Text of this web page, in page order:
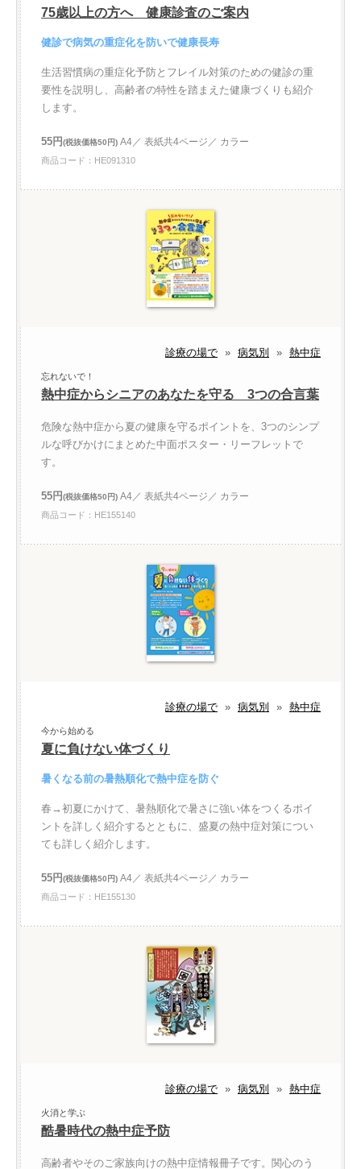
75歳以上の方へ 健康診査のご案内
健診で病気の重症化を防いで健康長寿
生活習慣病の重症化予防とフレイル対策のための健診の重
要性を説明し、高齢者の特性を踏まえた健康づくりも紹介
します。
55円(税抜価格50円) A4／ 表紙共4ページ／ カラー
商品コード：HE091310
診療の場で » 病気別 » 熱中症
忘れないで！
熱中症からシニアのあなたを守る 3つの合言葉
危険な熱中症から夏の健康を守るポイントを、3つのシンプ
ルな呼びかけにまとめた中面ポスター・リーフレットで
す。
55円(税抜価格50円) A4／ 表紙共4ページ／ カラー
商品コード：HE155140
診療の場で » 病気別 » 熱中症
今から始める
夏に負けない体づくり
暑くなる前の暑熱順化で熱中症を防ぐ
春→初夏にかけて、暑熱順化で暑さに強い体をつくるポイ
ントを詳しく紹介するとともに、盛夏の熱中症対策につい
ても詳しく紹介します。
55円(税抜価格50円) A4／ 表紙共4ページ／ カラー
商品コード：HE155130
診療の場で » 病気別 » 熱中症
火消と学ぶ
酷暑時代の熱中症予防
高齢者やそのご家族向けの熱中症情報冊子です。関心のう